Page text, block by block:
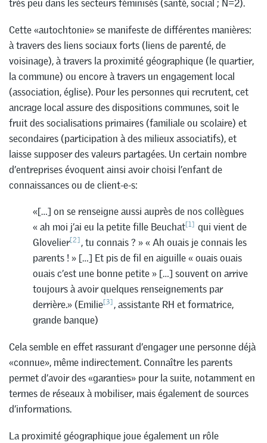
très peu dans les secteurs féminisés (santé, social ; N=2).
Cette «autochtonie» se manifeste de différentes manières:
à travers des liens sociaux forts (liens de parenté, de
voisinage), à travers la proximité géographique (le quartier,
la commune) ou encore à travers un engagement local
(association, église). Pour les personnes qui recrutent, cet
ancrage local assure des dispositions communes, soit le
fruit des socialisations primaires (familiale ou scolaire) et
secondaires (participation à des milieux associatifs), et
laisse supposer des valeurs partagées. Un certain nombre
d’entreprises évoquent ainsi avoir choisi l’enfant de
connaissances ou de client-e-s:
«[…] on se renseigne aussi auprès de nos collègues
« ah moi j’ai eu la petite fille Beuchat[1] qui vient de
Glovelier[2], tu connais ? » « Ah ouais je connais les
parents ! » […] Et pis de fil en aiguille « ouais ouais
ouais c’est une bonne petite » […] souvent on arrive
toujours à avoir quelques renseignements par
derrière.» (Emilie[3], assistante RH et formatrice,
grande banque)
Cela semble en effet rassurant d’engager une personne déjà
«connue», même indirectement. Connaître les parents
permet d’avoir des «garanties» pour la suite, notamment en
termes de réseaux à mobiliser, mais également de sources
d’informations.
La proximité géographique joue également un rôle